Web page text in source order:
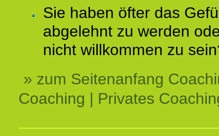
Sie haben öfter das
abgelehnt zu werden
nicht willkommen zu
» zum Seitenanfang
Coaching | Privates